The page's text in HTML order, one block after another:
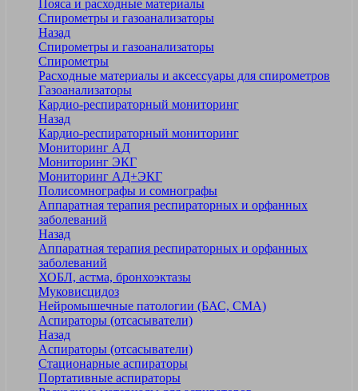
Пояса и расходные материалы
Спирометры и газоанализаторы
Назад
Спирометры и газоанализаторы
Спирометры
Расходные материалы и аксессуары для спирометров
Газоанализаторы
Кардио-респираторный мониторинг
Назад
Кардио-респираторный мониторинг
Мониторинг АД
Мониторинг ЭКГ
Мониторинг АД+ЭКГ
Полисомнографы и сомнографы
Аппаратная терапия респираторных и орфанных
заболеваний
Назад
Аппаратная терапия респираторных и орфанных
заболеваний
ХОБЛ, астма, бронхоэктазы
Муковисцидоз
Нейромышечные патологии (БАС, СМА)
Аспираторы (отсасыватели)
Назад
Аспираторы (отсасыватели)
Стационарные аспираторы
Портативные аспираторы